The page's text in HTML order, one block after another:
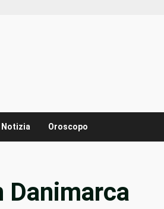
Notizia Oroscopo
Danimarca